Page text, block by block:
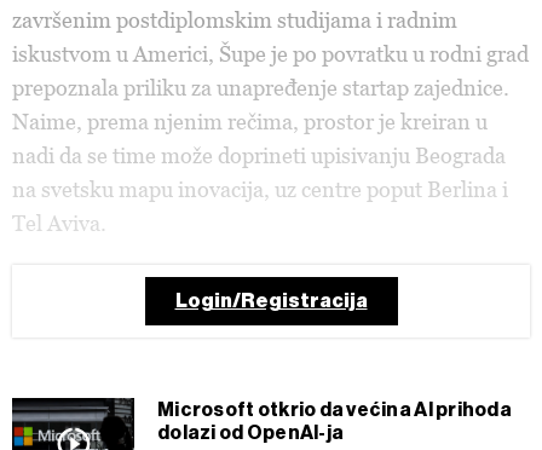
završenim postdiplomskim studijama i radnim
iskustvom u Americi, Šupe je po povratku u rodni grad
prepoznala priliku za unapređenje startap zajednice.
Naime, prema njenim rečima, prostor je kreiran u
nadi da se time može doprineti upisivanju Beograda
na svetsku mapu inovacija, uz centre poput Berlina i
Tel Aviva.
Login/Registracija
Microsoft otkrio da većina AI prihoda
dolazi od OpenAI-ja